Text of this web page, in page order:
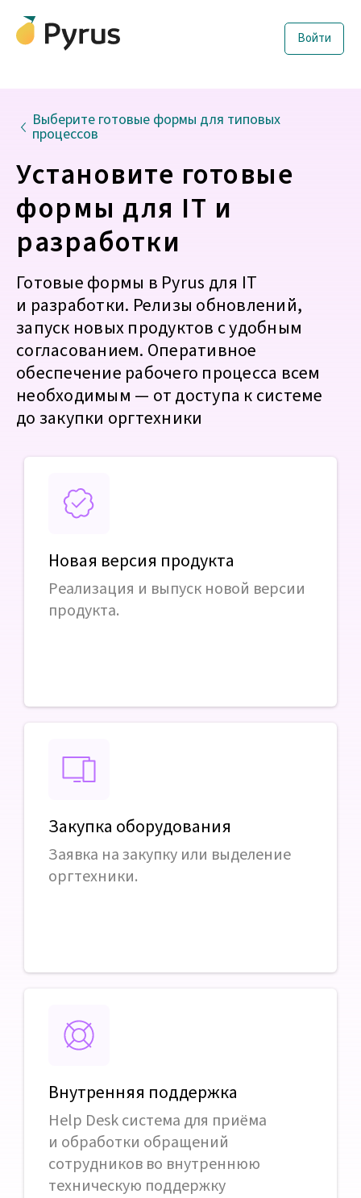
Войти
Выберите готовые формы для типовых
процессов
Установите готовые
формы для IT и
разработки
Готовые формы в Pyrus для IT
и разработки. Релизы обновлений,
запуск новых продуктов с удобным
согласованием. Оперативное
обеспечение рабочего процесса всем
необходимым — от доступа к системе
до закупки оргтехники
Новая версия продукта
Реализация и выпуск новой версии
продукта.
Закупка оборудования
Заявка на закупку или выделение
оргтехники.
Внутренняя поддержка
Help Desk система для приёма
и обработки обращений
сотрудников во внутреннюю
техническую поддержку